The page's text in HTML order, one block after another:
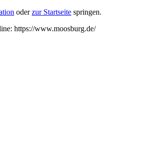
oderzur Startseite springen.
https://www.moosburg.de/